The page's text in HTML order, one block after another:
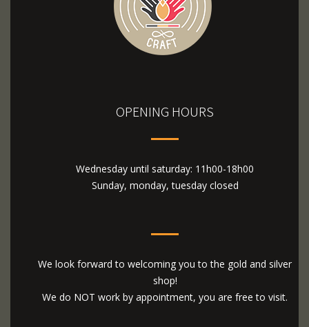
OPENING HOURS
Wednesday until saturday: 11h00-18h00
Sunday, monday, tuesday closed
We look forward to welcoming you to the gold and silver
shop!
We do NOT work by appointment, you are free to visit.